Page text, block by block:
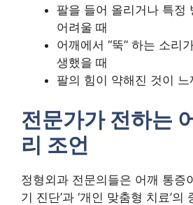
팔을 들어 올리거나 특정
어려울 때
어깨에서 “뚝” 하는 소리
생했을 때
팔의 힘이 약해진 것이 느
전문가가 전하는
리 조언
정형외과 전문의들은 어깨 통증
기 진단’과 ‘개인 맞춤형 치료’의